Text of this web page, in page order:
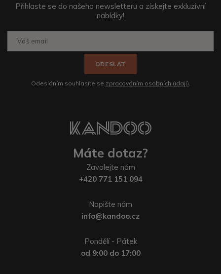
Přihlaste se do našeho newsletteru a získejte exkluzivní
nabídky!
ODESLAT
Odesláním souhlasíte se zpracováním osobních údajů
Máte dotaz?
Zavolejte nám
+420 771 151 094
Napište nám
info@kandoo.cz
Pondělí - Pátek
od 9:00 do 17:00